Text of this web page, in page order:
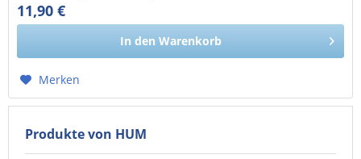
11,90 €
10,00 € exkl. MwSt.
In den Warenkorb
Merken
Produkte von HUM